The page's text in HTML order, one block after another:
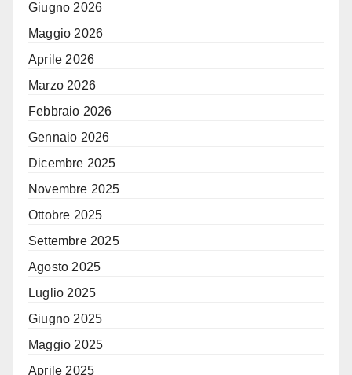
Giugno 2026
Maggio 2026
Aprile 2026
Marzo 2026
Febbraio 2026
Gennaio 2026
Dicembre 2025
Novembre 2025
Ottobre 2025
Settembre 2025
Agosto 2025
Luglio 2025
Giugno 2025
Maggio 2025
Aprile 2025